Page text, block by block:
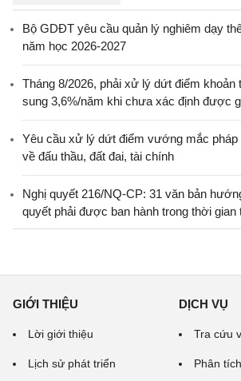
Bộ GDĐT yêu cầu quản lý nghiêm dạy
năm học 2026-2027
Tháng 8/2026, phải xử lý dứt điểm khoản
sung 3,6%/năm khi chưa xác định được
Yêu cầu xử lý dứt điểm vướng mắc pháp
về đấu thầu, đất đai, tài chính
Nghị quyết 216/NQ-CP: 31 văn bản
quyết phải được ban hành trong thời gian
GIỚI THIỆU
Lời giới thiệu
Lịch sử phát triển
DỊCH VỤ
Tra cứu
Phân